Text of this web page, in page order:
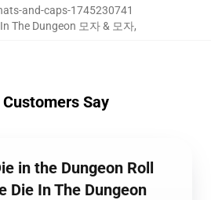
and-caps-1745230741
The Dungeon 모자 & 모자,
Say
in the Dungeon Roll
Die In The Dungeon